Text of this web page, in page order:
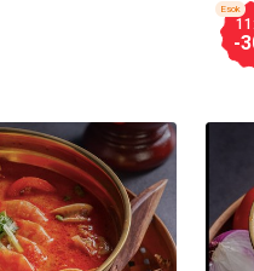
18:00
-20%
-
Esok